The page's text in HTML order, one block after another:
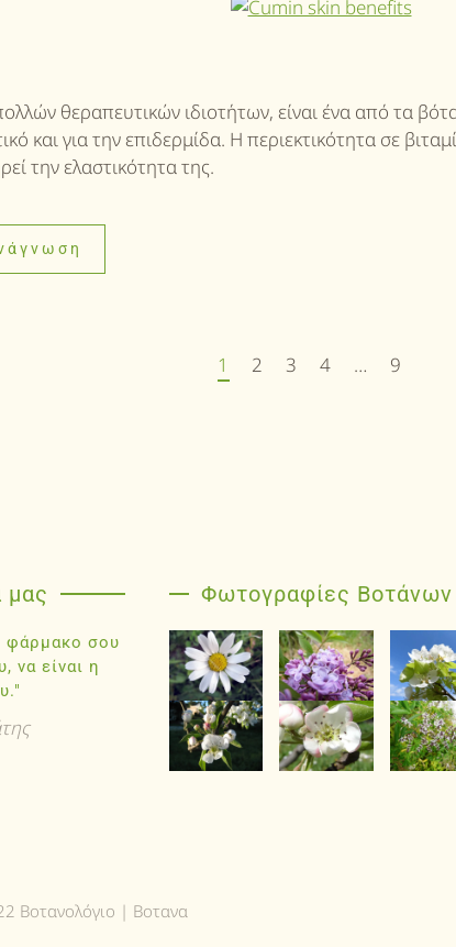
θεραπευτικών ιδιοτήτων, είναι ένα από τα
και για την επιδερμίδα. Η περιεκτικότητα σε
την ελαστικότητα της.
1 2 3 4 … 9
μας
φάρμακο σου
να είναι η
Φωτογραφίες Βοτάνων
Βοτανολόγιο | Βοτανα